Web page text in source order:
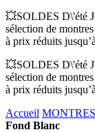
💥SOLDES D\'été
sélection de
à prix réduits
💥SOLDES D\'été
sélection de
à prix réduits
Accueil MONTRES
Fond Blanc